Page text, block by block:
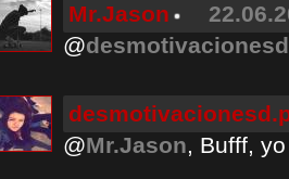
Mr.Jason
@
@Mr.Jason, Bufff,